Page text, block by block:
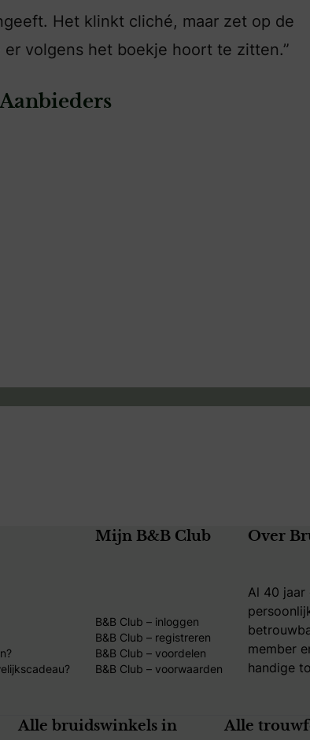
Het klinkt cliché, maar zet op de
volgens het boekje hoort te zitten.”
Mijn B&B Club
B&B Club – inloggen
B&B Club – registreren
B&B Club – voordelen
B&B Club – voorwaarden
Over
Al 40 jaar
member
handige
Alle bruidswinkels in Alle